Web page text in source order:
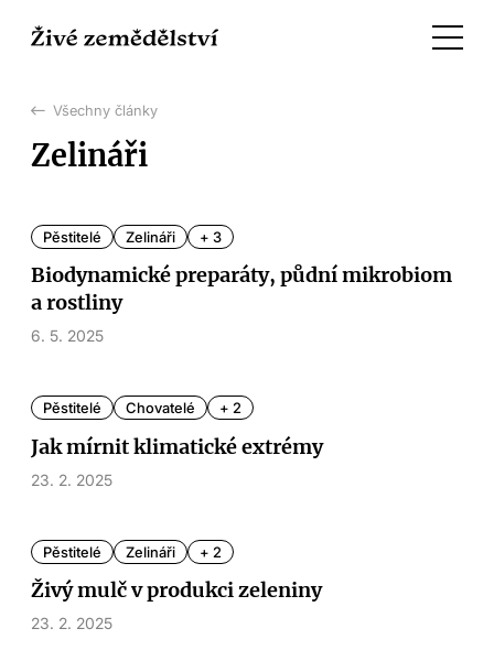
Všechny články
Zelináři
Pěstitelé Zelináři + 3
Biodynamické preparáty, půdní mikrobiom
a rostliny
6. 5. 2025
Pěstitelé Chovatelé + 2
Jak mírnit klimatické extrémy
23. 2. 2025
Pěstitelé Zelináři + 2
Živý mulč v produkci zeleniny
23. 2. 2025